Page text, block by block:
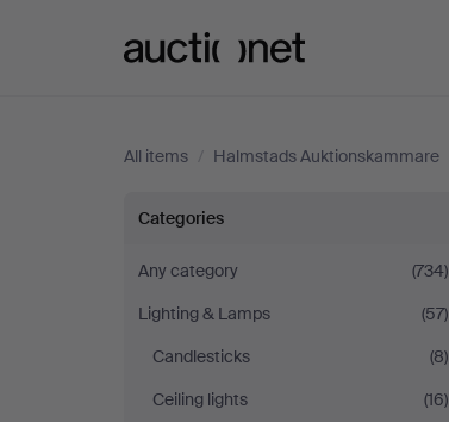
All items / Halmstads Auktionskammare
Wall
Lights
at
Halmstads
Categories
Any category
(734)
Lighting & Lamps
(57)
Candlesticks
(8)
Ceiling lights
(16)